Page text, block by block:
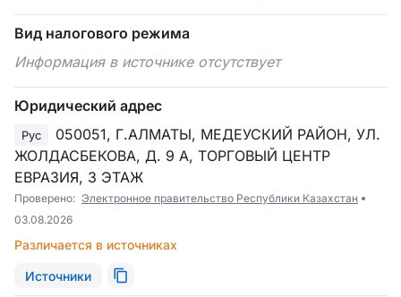
Вид налогового режима
Информация в источнике отсутствует
Юридический адрес
Рус
050051, Г.АЛМАТЫ, МЕДЕУСКИЙ РАЙОН, УЛ.
ЖОЛДАСБЕКОВА, Д. 9 А, ТОРГОВЫЙ ЦЕНТР
ЕВРАЗИЯ, 3 ЭТАЖ
Проверено: Электронное правительство Республики Казахстан
03.08.2026
Различается в источниках
Источники